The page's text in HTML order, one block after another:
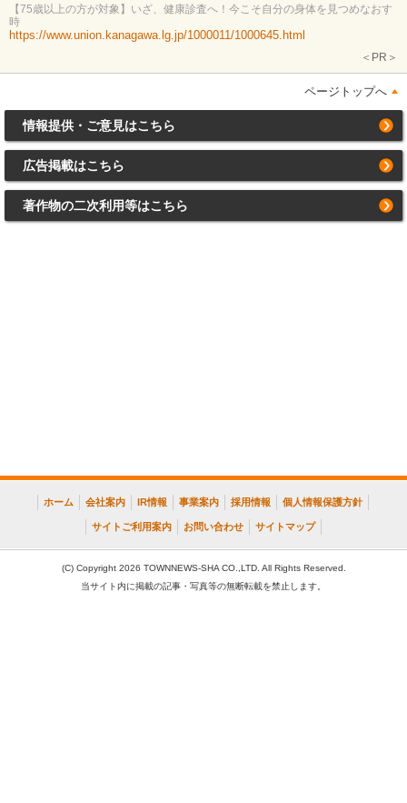
【75歳以上の方が対象】いざ、健康診査へ！今こそ自分の身体を見つめなおす
時
https://www.union.kanagawa.lg.jp/1000011/1000645.html
＜PR＞
ページトップへ
情報提供・ご意見はこちら
広告掲載はこちら
著作物の二次利用等はこちら
ホーム 会社案内 IR情報 事業案内 採用情報 個人情報保護方針
サイトご利用案内 お問い合わせ サイトマップ
(C) Copyright 2026 TOWNNEWS-SHA CO.,LTD. All Rights Reserved.
当サイト内に掲載の記事・写真等の無断転載を禁止します。